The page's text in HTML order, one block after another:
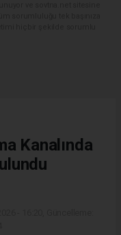
Kanalında